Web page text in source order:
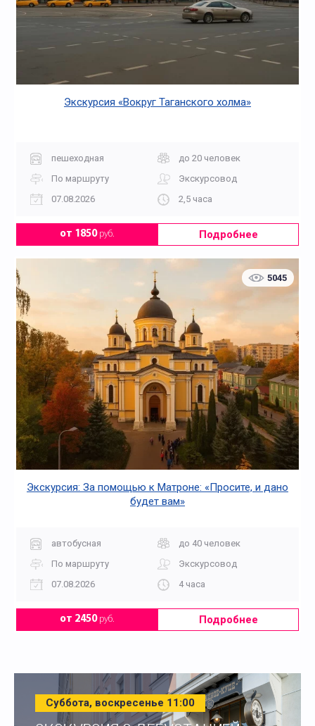
Экскурсия «Вокруг Таганского холма»
пешеходная
до 20 человек
По маршруту
Экскурсовод
07.08.2026
2,5 часа
от 1850руб. Подробнее
5045
Экскурсия: За помощью к Матроне: «Просите, и дано
будет вам»
автобусная
до 40 человек
По маршруту
Экскурсовод
07.08.2026
4 часа
от 2450руб. Подробнее
Суббота, воскресенье 11:00